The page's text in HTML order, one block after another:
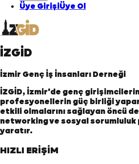
Üye GirişiÜye Ol
İZGİD
İzmir Genç İş İnsanları Derneği
İZGİD, İzmir'de genç
profesyonellerin güç birliği
etkili olmalarını sağlayan öncü
networking ve sosyal
yaratır.
HIZLI ERİŞİM